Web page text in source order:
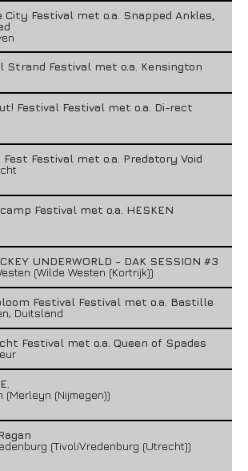
City Festival met o.a. Snapped Ankles,
Strand Festival met o.a. Kensington
Festival Festival met o.a. Di-rect
Fest Festival met o.a. Predatory Void
Festival met o.a. HESKEN
UNDERWORLD - DAK SESSION #3
(Wilde Westen (Kortrijk))
Festival Festival met o.a. Bastille
Duitsland
Festival met o.a. Queen of Spades
(Merleyn (Nijmegen))
(TivoliVredenburg (Utrecht))